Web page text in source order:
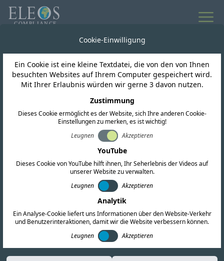
FORDERN SIE EIN ANGEBOT AN
Kontaktieren Sie uns noch
heute
Wir unterstützen Sie bei all Ihren globalen
Compliance-Anforderungen. Füllen Sie das
untenstehende Formular aus oder wenden Sie
sich direkt an unsere Niederlassungen weltweit.
Cookie-Einwilligung
Ein Cookie ist eine kleine Textdatei, die von den von Ihnen
besuchten Websites auf Ihrem Computer gespeichert wird.
Mit Ihrer Erlaubnis würden wir gerne 3 davon nutzen.
Zustimmung
Dieses Cookie ermöglicht es der Website, sich Ihre anderen Cookie-
Einstellungen zu merken, es ist wichtig!
Leugnen
Akzeptieren
YouTube
Dieses Cookie von YouTube hilft ihnen, Ihr Seherlebnis der Videos auf
unserer Website zu verwalten.
Leugnen
Akzeptieren
Analytik
Ein Analyse-Cookie liefert uns Informationen über den Website-Verkehr
und Benutzerinteraktionen, damit wir die Website verbessern können.
Leugnen
Akzeptieren